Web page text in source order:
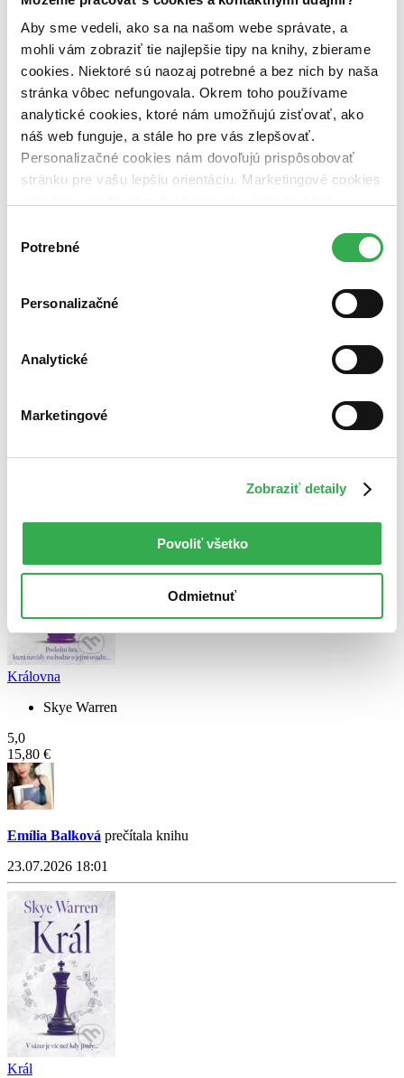
Aby sme vedeli, ako sa na našom webe správate, a
mohli vám zobraziť tie najlepšie tipy na knihy, zbierame
cookies. Niektoré sú naozaj potrebné a bez nich by naša
stránka vôbec nefungovala. Okrem toho používame
analytické cookies, ktoré nám umožňujú zisťovať, ako
náš web funguje, a stále ho pre vás zlepšovať.
Personalizačné cookies nám dovoľujú prispôsobovať
stránku pre vašu lepšiu orientáciu. Marketingové cookies
nám pomohlo, keby sme mohli používať všetky tieto
súhlasu
Potrebné
Personalizačné
Analytické
Marketingové
Zobraziť detaily
Povoliť všetko
Odmietnuť
prečítala knihu
26.07.2026 19:06
27,90 €
Královna
Skye Warren
5,0
15,80 €
Emília Balková prečítala knihu
23.07.2026 18:01
Král